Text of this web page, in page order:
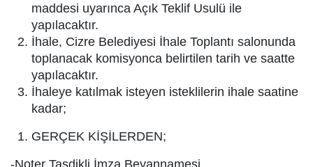
maddesi uyarınca Açık Teklif Usulü ile
yapılacaktır.
İhale, Cizre Belediyesi İhale Toplantı salonunda
toplanacak komisyonca belirtilen tarih ve saatte
yapılacaktır.
İhaleye katılmak isteyen isteklilerin ihale saatine
kadar;
GERÇEK KİŞİLERDEN;
-Noter Tasdikli İmza Beyannamesi